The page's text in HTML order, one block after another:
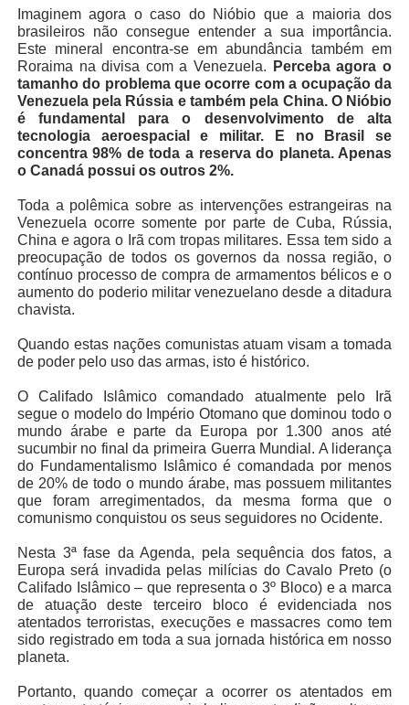
Imaginem agora o caso do Nióbio que a maioria dos
brasileiros não consegue entender a sua importância.
Este mineral encontra-se em abundância também em
Roraima na divisa com a Venezuela.
Perceba agora o
tamanho do problema que ocorre com a ocupação da
Venezuela pela Rússia e também pela China. O Nióbio
é fundamental para o desenvolvimento de alta
tecnologia aeroespacial e militar. E no Brasil se
concentra 98% de toda a reserva do planeta. Apenas
o Canadá possui os outros 2%.
Toda a polêmica sobre as intervenções estrangeiras na
Venezuela ocorre somente por parte de Cuba, Rússia,
China e agora o Irã com tropas militares. Essa tem sido a
preocupação de todos os governos da nossa região, o
contínuo processo de compra de armamentos bélicos e o
aumento do poderio militar venezuelano desde a ditadura
chavista.
Quando estas nações comunistas atuam visam a tomada
de poder pelo uso das armas, isto é histórico.
O Califado Islâmico comandado atualmente pelo Irã
segue o modelo do Império Otomano que dominou todo o
mundo árabe e parte da Europa por 1.300 anos até
sucumbir no final da primeira Guerra Mundial. A liderança
do Fundamentalismo Islâmico é comandada por menos
de 20% de todo o mundo árabe, mas possuem militantes
que foram arregimentados, da mesma forma que o
comunismo conquistou os seus seguidores no Ocidente.
Nesta 3ª fase da Agenda, pela sequência dos fatos, a
Europa será invadida pelas milícias do Cavalo Preto (o
Califado Islâmico – que representa o 3º Bloco) e a marca
de atuação deste terceiro bloco é evidenciada nos
atentados terroristas, execuções e massacres como tem
sido registrado em toda a sua jornada histórica em nosso
planeta.
Portanto, quando começar a ocorrer os atentados em